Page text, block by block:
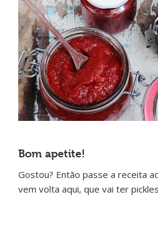
Bom apetite!
Gostou? Então passe a receita
vem volta aqui, que vai ter